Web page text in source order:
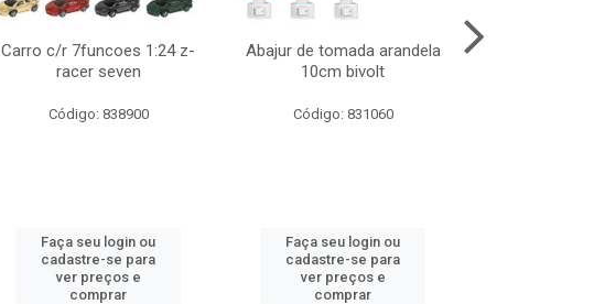
Carro c/r 7funcoes 1:24 z-
racer seven
Código: 838900
Faça seu login ou
cadastre-se para
ver preços e
comprar
Abajur de tomada arandela
10cm bivolt
Código: 831060
Faça seu login ou
cadastre-se para
ver preços e
comprar